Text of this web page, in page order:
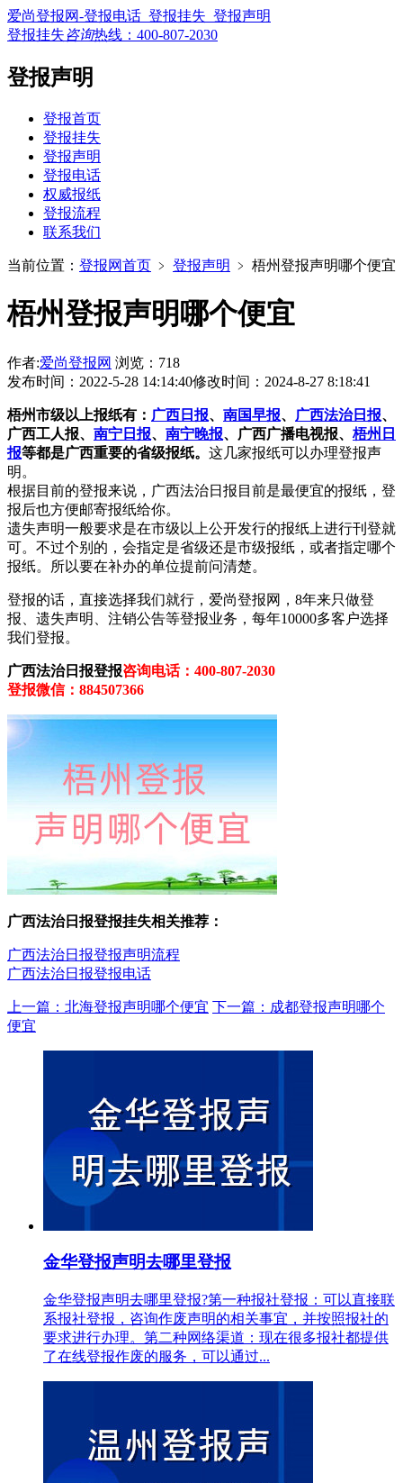
爱尚登报网-登报电话_登报挂失_登报声明
登报挂失咨询热线： 400-807-2030
登报声明
登报首页
登报挂失
登报声明
登报电话
权威报纸
登报流程
联系我们
当前位置： 登报网首页 ﹥ 登报声明 ﹥ 梧州登报声明哪个便宜
梧州登报声明哪个便宜
作者:爱尚登报网 浏览：718
发布时间：2022-5-28 14:14:40修改时间：2024-8-27 8:18:41
梧州市级以上报纸有： 广西日报、 南国早报、 广西法治日报、
广西工人报、 南宁日报、 南宁晚报、广西广播电视报、 梧州日
报等都是广西重要的省级报纸。 这几家报纸可以办理登报声
明。
根据目前的登报来说，广西法治日报目前是最便宜的报纸，登
报后也方便邮寄报纸给你。
遗失声明一般要求是在市级以上公开发行的报纸上进行刊登就
可。不过个别的，会指定是省级还是市级报纸，或者指定哪个
报纸。所以要在补办的单位提前问清楚。
登报的话，直接选择我们就行，爱尚登报网，8年来只做登
报、遗失声明、注销公告等登报业务，每年10000多客户选择
我们登报。
广西法治日报登报咨询电话：400-807-2030
登报微信：884507366
广西法治日报登报挂失相关推荐：
广西法治日报登报声明流程
广西法治日报登报电话
上一篇：北海登报声明哪个便宜 下一篇：成都登报声明哪个
便宜
金华登报声明去哪里登报
金华登报声明去哪里登报?第一种报社登报：可以直接联
系报社登报，咨询作废声明的相关事宜，并按照报社的
要求进行办理。第二种网络渠道：现在很多报社都提供
了在线登报作废的服务，可以通过...